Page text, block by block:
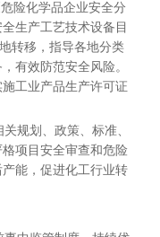
险化学品企业安全分
生产工艺技术设备目
转移，指导各地分类
有效防范安全风险。
工业产品生产许可证
规划、政策、标准、
项目安全审查和危险
能，促进化工行业转